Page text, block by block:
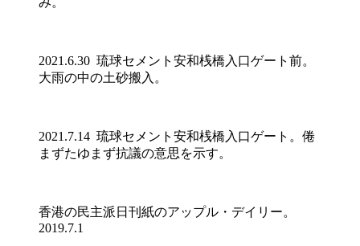
2021.6.30 琉球セメント安和桟橋入口ゲート前。
大雨の中の土砂搬入。
2021.7.14 琉球セメント安和桟橋入口ゲート。倦
まずたゆまず抗議の意思を示す。
香港の民主派日刊紙のアップル・デイリー。
2019.7.1